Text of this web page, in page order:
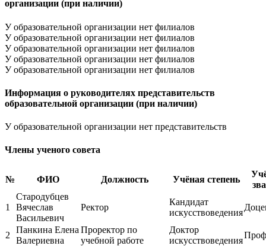
организации (при наличии)
У образовательной организации нет филиалов
У образовательной организации нет филиалов
У образовательной организации нет филиалов
У образовательной организации нет филиалов
У образовательной организации нет филиалов
Информация о руководителях представительств
образовательной организации (при наличии)
У образовательной организации нет представительств
Члены ученого совета
№ ФИО Должность Учёная степень
1
Стародубцев
Вячеслав
Васильевич
Ректор
Кандидат
искусствоведения
2
Панкина Елена
Валериевна
Проректор по
учебной работе
Доктор
искусствоведения